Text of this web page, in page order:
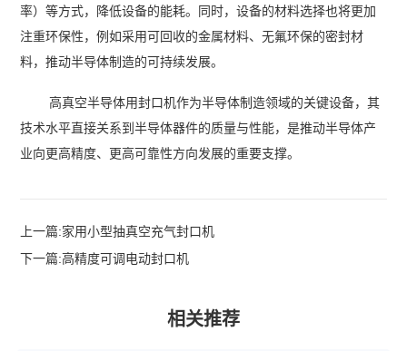
率）等方式，降低设备的能耗。同时，设备的材料选择也将更加
注重环保性，例如采用可回收的金属材料、无氟环保的密封材
料，推动半导体制造的可持续发展。
高真空半导体用封口机作为半导体制造领域的关键设备，其
技术水平直接关系到半导体器件的质量与性能，是推动半导体产
业向更高精度、更高可靠性方向发展的重要支撑。
上一篇:家用小型抽真空充气封口机
下一篇:高精度可调电动封口机
相关推荐